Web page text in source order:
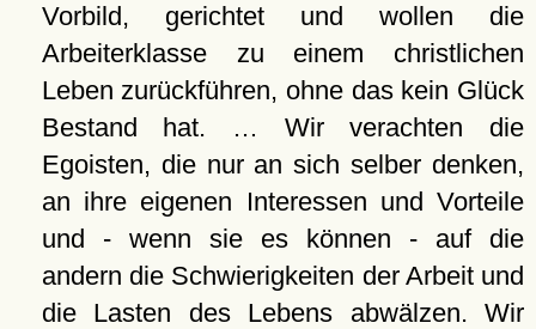
Vorbild, gerichtet und wollen die
Arbeiterklasse zu einem christlichen
Leben zurückführen, ohne das kein Glück
Bestand hat. … Wir verachten die
Egoisten, die nur an sich selber denken,
an ihre eigenen Interessen und Vorteile
und - wenn sie es können - auf die
andern die Schwierigkeiten der Arbeit und
die Lasten des Lebens abwälzen. Wir